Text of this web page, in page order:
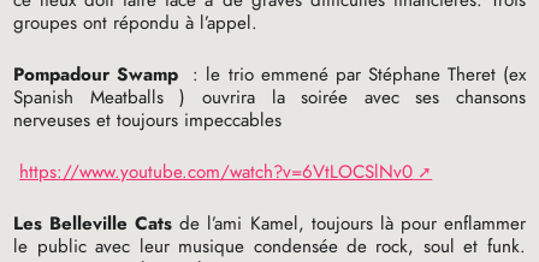
groupes ont répondu à l’appel.
Pompadour Swamp : le trio emmené par Stéphane Theret (ex
Spanish Meatballs ) ouvrira la soirée avec ses chansons
nerveuses et toujours impeccables
https://www.youtube.com/watch?v=6VtLOCSlNv0
Les Belleville Catsde l’ami Kamel, toujours là pour enflammer
le public avec leur musique condensée de rock, soul et funk.